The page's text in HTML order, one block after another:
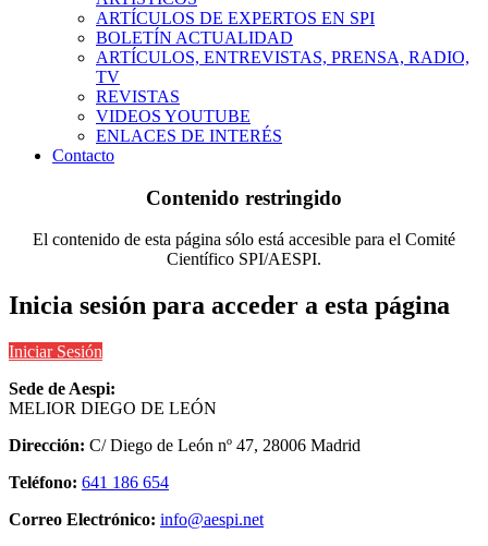
ARTÍCULOS DE EXPERTOS EN SPI
BOLETÍN ACTUALIDAD
ARTÍCULOS, ENTREVISTAS, PRENSA, RADIO,
TV
REVISTAS
VIDEOS YOUTUBE
ENLACES DE INTERÉS
Contacto
Contenido restringido
El contenido de esta página sólo está accesible para el Comité
Científico SPI/AESPI.
Inicia sesión para acceder a esta página
Iniciar Sesión
Sede de Aespi:
MELIOR DIEGO DE LEÓN
Dirección: C/ Diego de León nº 47, 28006 Madrid
Teléfono: 641 186 654
Correo Electrónico: info@aespi.net